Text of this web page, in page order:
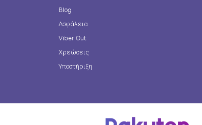
Blog
Ασφάλεια
Viber Out
Χρεώσεις
Υποστήριξη